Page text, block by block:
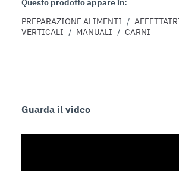
Questo prodotto appare in:
PREPARAZIONE ALIMENTI /
VERTICALI / MANUALI / CARNI
Guarda il video